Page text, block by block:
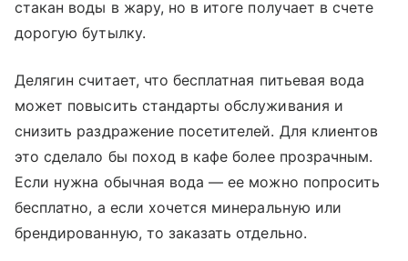
стакан воды в жару, но в итоге получает в счете
дорогую бутылку.
Делягин считает, что бесплатная питьевая вода
может повысить стандарты обслуживания и
снизить раздражение посетителей. Для клиентов
это сделало бы поход в кафе более прозрачным.
Если нужна обычная вода — ее можно попросить
бесплатно, а если хочется минеральную или
брендированную, то заказать отдельно.